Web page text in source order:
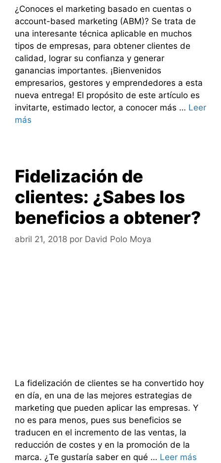
¿Conoces el marketing basado en cuentas o
account-based marketing (ABM)? Se trata de
una interesante técnica aplicable en muchos
tipos de empresas, para obtener clientes de
calidad, lograr su confianza y generar
ganancias importantes. ¡Bienvenidos
empresarios, gestores y emprendedores a esta
nueva entrega! El propósito de este artículo es
invitarte, estimado lector, a conocer más … Leer
más
Fidelización de
clientes: ¿Sabes los
beneficios a obtener?
abril 21, 2018 por David Polo Moya
La fidelización de clientes se ha convertido hoy
en día, en una de las mejores estrategias de
marketing que pueden aplicar las empresas. Y
no es para menos, pues sus beneficios se
traducen en el incremento de las ventas, la
reducción de costes y en la promoción de la
marca. ¿Te gustaría saber en qué … Leer más